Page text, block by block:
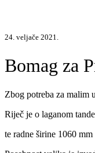
24. veljače 2021.
Bomag za
Zbog potreba za malim
Riječ je o laganom
te radne širine 1060